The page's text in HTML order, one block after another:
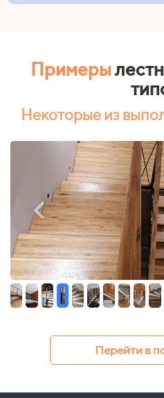
Примеры
Некоторые из
Перейти в